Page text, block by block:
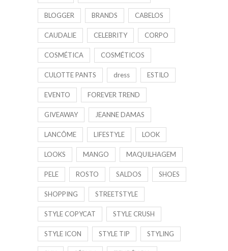
BLOGGER BRANDS CABELOS
CAUDALIE CELEBRITY CORPO
COSMÉTICA COSMÉTICOS
CULOTTE PANTS dress ESTILO
EVENTO FOREVER TREND
GIVEAWAY JEANNE DAMAS
LANCÔME LIFESTYLE LOOK
LOOKS MANGO MAQUILHAGEM
PELE ROSTO SALDOS SHOES
SHOPPING STREETSTYLE
STYLE COPYCAT STYLE CRUSH
STYLE ICON STYLE TIP STYLING